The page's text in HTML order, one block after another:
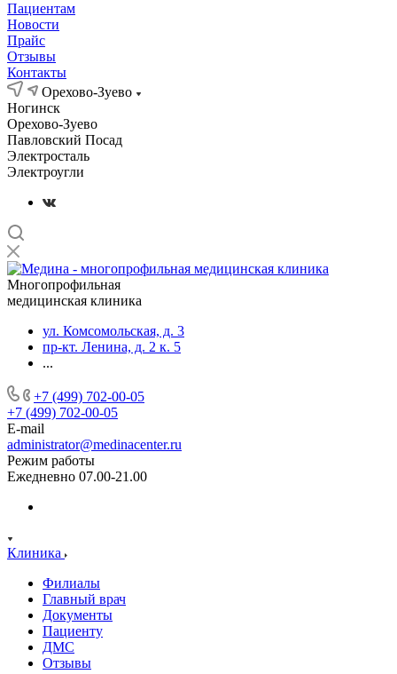
Пациентам
Новости
Прайс
Отзывы
Контакты
Орехово-Зуево
Ногинск
Орехово-Зуево
Павловский Посад
Электросталь
Электроугли
Многопрофильная
медицинская клиника
ул. Комсомольская, д. 3
пр-кт. Ленина, д. 2 к. 5
...
+7 (499) 702-00-05
+7 (499) 702-00-05
E-mail
administrator@medinacenter.ru
Режим работы
Ежедневно 07.00-21.00
Клиника
Филиалы
Главный врач
Документы
Пациенту
ДМС
Отзывы